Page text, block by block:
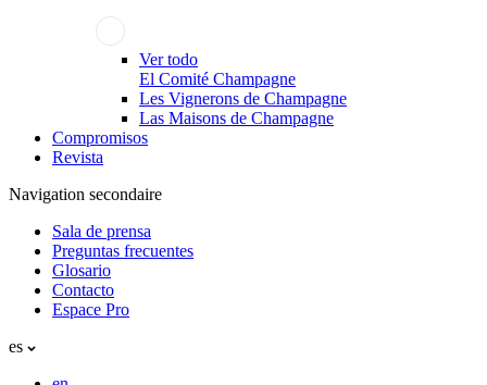
Ver todo
El Comité Champagne
Les Vignerons de Champagne
Las Maisons de Champagne
Compromisos
Revista
Navigation secondaire
Sala de prensa
Preguntas frecuentes
Glosario
Contacto
Espace Pro
es